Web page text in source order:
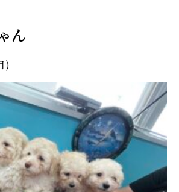
SCHOOL
ん
)